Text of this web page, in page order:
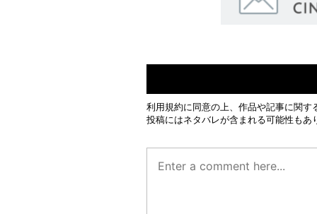
利用規約に同意の上、作品や記事に関
投稿にはネタバレが含まれる可能性も